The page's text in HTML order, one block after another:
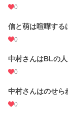
0
信と萌は喧嘩する
0
中村さんはBLの
0
中村さんはのせら
0